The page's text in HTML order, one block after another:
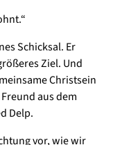
Schicksal. Er
Ziel. Und
Christsein
aus dem
Delp.
vor, wie wir